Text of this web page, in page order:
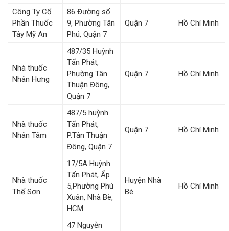
Công Ty Cổ
Phần Thuốc
Tây Mỹ An
86 Đường số
9, Phường Tân
Phú, Quận 7
Quận 7 Hồ Chí Minh
Nhà thuốc
Nhân Hưng
487/35 Huỳnh
Tấn Phát,
Phường Tân
Thuận Đông,
Quận 7
Quận 7 Hồ Chí Minh
Nhà thuốc
Nhân Tâm
487/5 huỳnh
Tấn Phát,
P.Tân Thuận
Đông, Quận 7
Quận 7 Hồ Chí Minh
Nhà thuốc
Thế Sơn
17/5A Huỳnh
Tấn Phát, Ấp
5,Phường Phú
Xuân, Nhà Bè,
HCM
Huyện Nhà
Bè
Hồ Chí Minh
47 Nguyễn